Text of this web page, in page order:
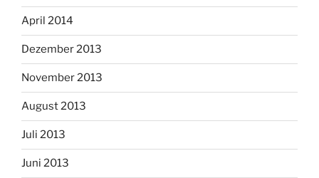
April 2014
Dezember 2013
November 2013
August 2013
Juli 2013
Juni 2013